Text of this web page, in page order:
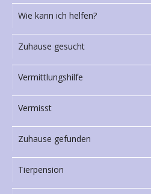
Wie kann ich helfen?
Zuhause gesucht
Vermittlungshilfe
Vermisst
Zuhause gefunden
Tierpension